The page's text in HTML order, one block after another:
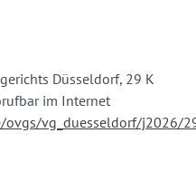
Düsseldorf, 29 K
im Internet
vg_duesseldorf/j2026/